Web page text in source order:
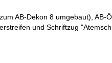
AB-Dekon 8 umgebaut), AB-
und Schriftzug